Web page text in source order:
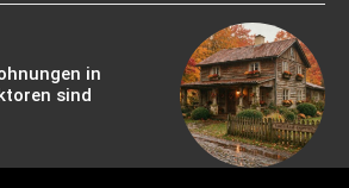
in
sind